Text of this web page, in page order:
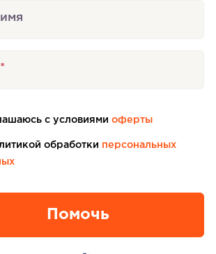
с условиями оферты
обработки персональных
Помочь